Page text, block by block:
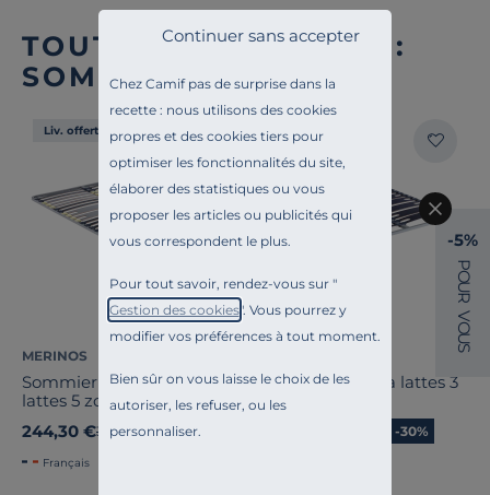
Chez Camif pas de surprise dans la
recette : nous utilisons des cookies
propres et des cookies tiers pour
optimiser les fonctionnalités du site,
élaborer des statistiques ou vous
proposer les articles ou publicités qui
vous correspondent le plus.
Pour tout savoir, rendez-vous sur "
Gestion des cookies". Vous pourrez y
modifier vos préférences à tout moment.
Bien sûr on vous laisse le choix de les
autoriser, les refuser, ou les
personnaliser.
Continuer sans accepter
TOUTE NOTRE OFFRE :
SOMMIERS À LATTES
Liv. offerte
MERINOS
Sommier cadre métal à
lattes 5 zones 4 cm
244,30 €Ancien prix
349,00 € -30%
Français
Liv. offerte
Sommier cadre à lattes 3
zones, 4 cm
Ancien prix-30%
-5%
P
O
U
R
V
O
U
S